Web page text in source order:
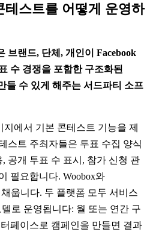
테스트를 어떻게 운영하
브랜드, 단체, 개인이 Facebook
수 경쟁을 포함한 구조화된
들 수 있게 해주는 서드파티 소프
지에서 기본 콘테스트 기능을 제
스트 주최자들은 투표 수집 양식
공개 투표 수 표시, 참가 신청 관
필요합니다. Woobox와
채웁니다. 두 플랫폼 모두 서비스
델로 운영됩니다: 월 또는 연간 구
페이스로 캠페인을 만들면 결과